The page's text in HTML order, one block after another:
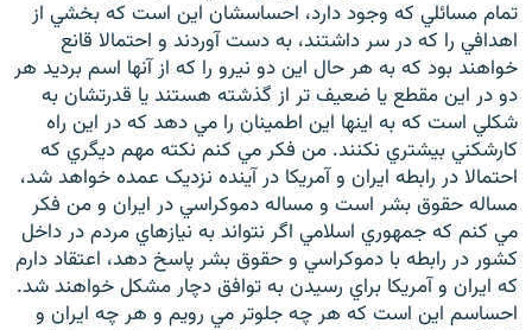
تمام مسائلي که وجود دارد، احساسشان اين است که بخشي از
اهدافي را که در سر داشتند، به دست آوردند و احتمالا قانع
خواهند بود که به هر حال اين دو نيرو را که از آنها اسم برديد هر
دو در اين مقطع يا ضعيف تر از گذشته هستند يا قدرتشان به
شکلي است که به اينها اين اطمينان را مي دهد که در اين راه
کارشکني بيشتري نکنند. من فکر مي کنم نکته مهم ديگري که
احتمالا در رابطه ايران و آمريکا در آينده نزديک عمده خواهد شد،
مساله حقوق بشر است و مساله دموکراسي در ايران و من فکر
مي کنم که جمهوري اسلامي اگر نتواند به نيازهاي مردم در داخل
کشور در رابطه با دموکراسي و حقوق بشر پاسخ دهد، اعتقاد دارم
که ايران و آمريکا براي رسيدن به توافق دچار مشکل خواهند شد.
احساسم اين است که هر چه جلوتر مي رويم و هر چه ايران و